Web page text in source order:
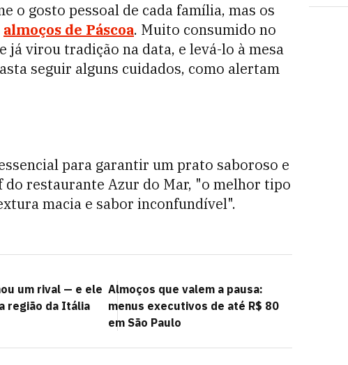
o gosto pessoal de cada família, mas os
almoços de Páscoa. Muito consumido no
virou tradição na data, e levá-lo à mesa
seguir alguns cuidados, como alertam
para garantir um prato saboroso e
do restaurante Azur do Mar, "o melhor tipo
macia e sabor inconfundível".
um rival — e ele
região da Itália
Almoços que valem a pausa:
menus executivos de até R$ 80
em São Paulo